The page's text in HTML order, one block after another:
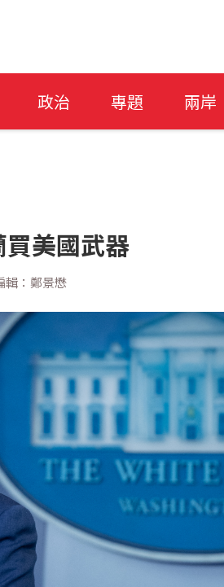
政治 專題 兩岸
美國武器
輯：鄭景懋